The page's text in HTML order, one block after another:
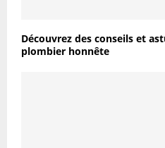
Découvrez des conseils et
plombier honnête